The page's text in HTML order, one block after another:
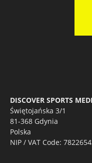
DISCOVER SPORTS
Świętojańska 3/1
81-368 Gdynia
Polska
NIP / VAT Code: